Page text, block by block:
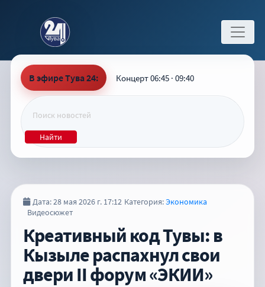
В эфире Тува 24: Концерт 06:45 · 09:40
Найти
Дата: 28 мая 2026 г. 17:12 Категория:Экономика
Видеосюжет
Креативный код Тувы: в
Кызыле распахнул свои
двери II форум «ЭКИИ»